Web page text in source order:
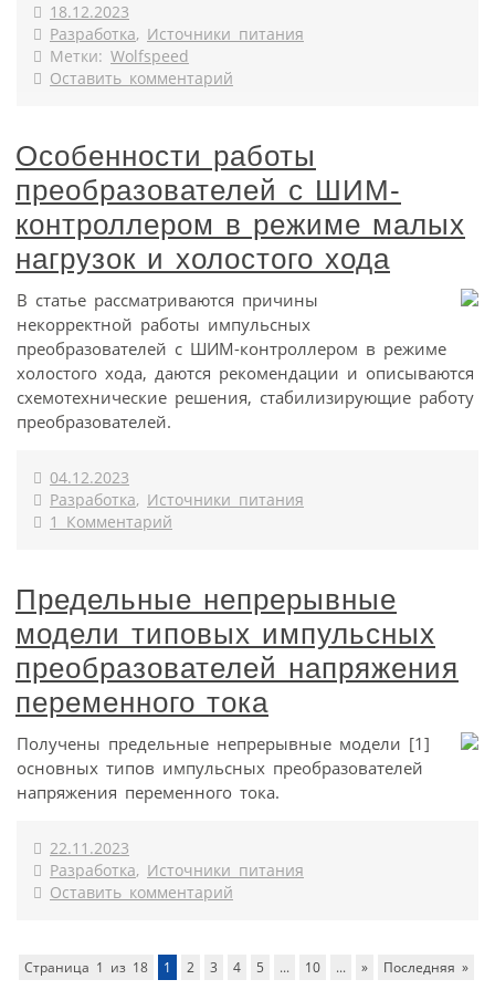
18.12.2023
Разработка, Источники питания
Метки: Wolfspeed
Оставить комментарий
Особенности работы
преобразователей с ШИМ-
контроллером в режиме малых
нагрузок и холостого хода
В статье рассматриваются причины
некорректной работы импульсных
преобразователей с ШИМ-контроллером в режиме
холостого хода, даются рекомендации и описываются
схемотехнические решения, стабилизирующие работу
преобразователей.
04.12.2023
Разработка, Источники питания
1 Комментарий
Предельные непрерывные
модели типовых импульсных
преобразователей напряжения
переменного тока
Получены предельные непрерывные модели [1]
основных типов импульсных преобразователей
напряжения переменного тока.
22.11.2023
Разработка, Источники питания
Оставить комментарий
Страница 1 из 18 1 2 3 4 5 ... 10 ... » Последняя »